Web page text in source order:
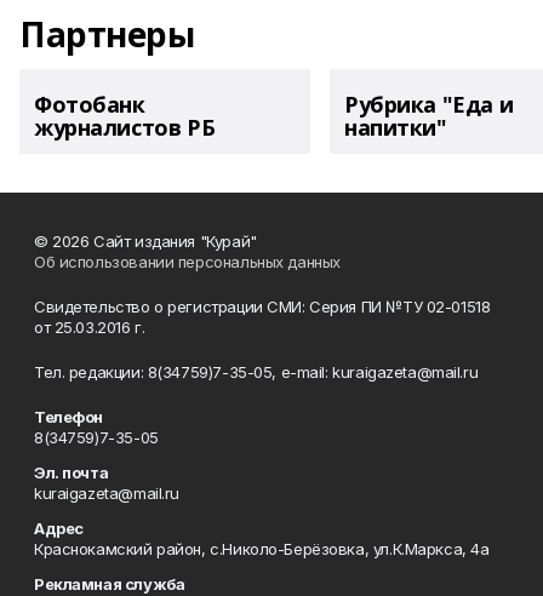
Партнеры
Фотобанк
журналистов РБ
Рубрика "Еда и
напитки"
© 2026 Сайт издания "Курай"
Об использовании персональных данных
Свидетельство о регистрации СМИ: Серия ПИ №ТУ 02-01518
от 25.03.2016 г.
Тел. редакции: 8(34759)7-35-05, e-mail: kuraigazeta@mail.ru
Телефон
8(34759)7-35-05
Эл. почта
kuraigazeta@mail.ru
Адрес
Краснокамский район, с.Николо-Берёзовка, ул.К.Маркса, 4а
Рекламная служба